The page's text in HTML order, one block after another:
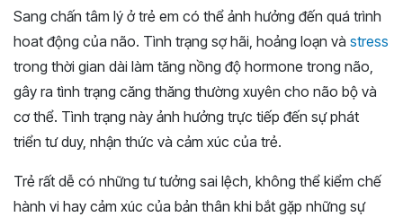
Sang chấn tâm lý ở trẻ em có thể ảnh hưởng đến quá trình
hoat động của não. Tình trạng sợ hãi, hoảng loạn và stress
trong thời gian dài làm tăng nồng độ hormone trong não,
gây ra tình trạng căng thăng thường xuyên cho não bộ và
cơ thể. Tình trạng này ảnh hưởng trực tiếp đến sự phát
triển tư duy, nhận thức và cảm xúc của trẻ.
Trẻ rất dễ có những tư tưởng sai lệch, không thể kiểm chế
hành vi hay cảm xúc của bản thân khi bắt gặp những sự